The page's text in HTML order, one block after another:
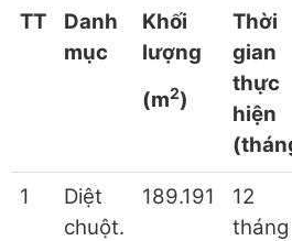
TT
Danh
mục
Khối
lượng
(m2)
Thời
gian
thực
hiện
1
Diệt
chuột.
189.191
12
tháng